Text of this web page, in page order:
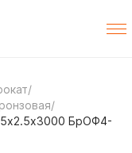
/
/
БрОФ4-